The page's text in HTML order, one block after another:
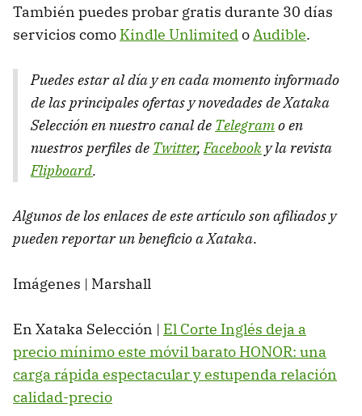
También puedes probar gratis durante 30 días
servicios como Kindle UnlimitedoAudible.
Puedes estar al día y en cada momento informado
de las principales ofertas y novedades de Xataka
Selección en nuestro canal de Telegramo en
nuestros perfiles de Twitter,Facebook y la revista
Flipboard.
Algunos de los enlaces de este artículo son afiliados y
pueden reportar un beneficio a Xataka.
Imágenes | Marshall
En Xataka Selección | El Corte Inglés deja a
precio mínimo este móvil barato HONOR: una
carga rápida espectacular y estupenda relación
calidad-precio